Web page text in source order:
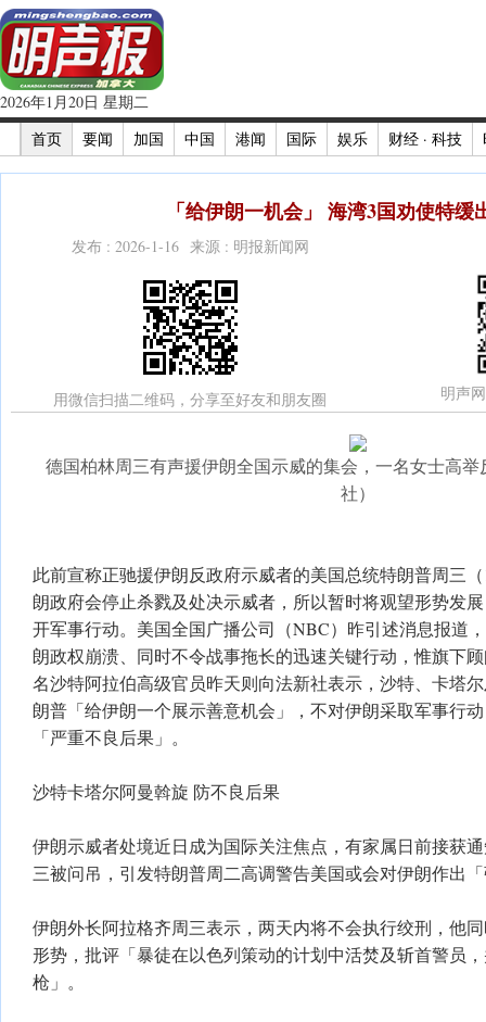
2026年1月20日 星期二
首页
要闻 加国 中国 港闻 国际 娱乐 财经 · 科技
「给伊朗一机会」 海湾3国劝使特缓
发布 : 2026-1-16 来源 : 明报新闻网
用微信扫描二维码，分享至好友和朋友圈 明声
德国柏林周三有声援伊朗全国示威的集会，一名女士高
社）
此前宣称正驰援伊朗反政府示威者的美国总统特朗普周三
朗政府会停止杀戮及处决示威者，所以暂时将观望形势发
开军事行动。美国全国广播公司（NBC）昨引述消息报道
朗政权崩溃、同时不令战事拖长的迅速关键行动，惟旗下
名沙特阿拉伯高级官员昨天则向法新社表示，沙特、卡塔
朗普「给伊朗一个展示善意机会」，不对伊朗采取军事行
「严重不良后果」。
沙特卡塔尔阿曼斡旋 防不良后果
伊朗示威者处境近日成为国际关注焦点，有家属日前接获
三被问吊，引发特朗普周二高调警告美国或会对伊朗作出
伊朗外长阿拉格齐周三表示，两天内将不会执行绞刑，他
形势，批评「暴徒在以色列策动的计划中活焚及斩首警员
枪」。